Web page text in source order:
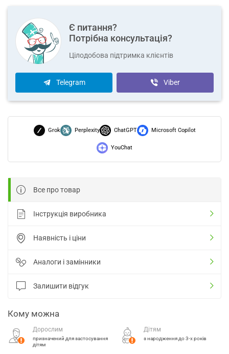
Є питання?
Потрібна консультація?
Цілодобова підтримка клієнтів
Telegram Viber
Grok Perplexity ChatGPT Microsoft Copilot
YouChat
Все про товар
Інструкція виробника
Наявність і ціни
Аналоги і замінники
Залишити відгук
Кому можна
Дорослим
призначений для застосування
дітям
Дітям
з народження до 3-х років